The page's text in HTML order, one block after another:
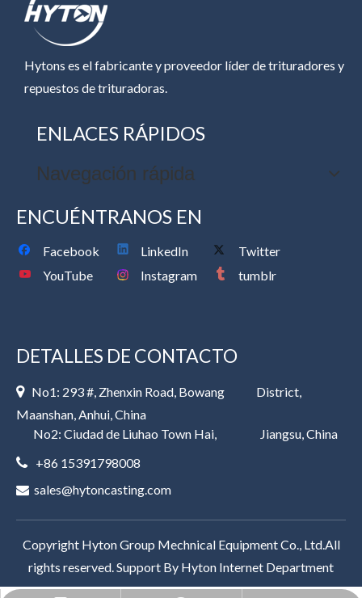
Hytons es el fabricante y proveedor líder de trituradores y
repuestos de trituradoras.
ENLACES RÁPIDOS
Navegación rápida
ENCUÉNTRANOS EN
Facebook LinkedIn
Twitter
YouTube
Instagram tumblr
DETALLES DE CONTACTO
 No1: 293 #, Zhenxin Road, Bowang District,
Maanshan, Anhui, China
No2: Ciudad de Liuhao Town Hai, Jiangsu, China
 +86 15391798008
 sales@hytoncasting.com
Copyright Hyton Group Mechnical Equipment Co., Ltd.All
rights reserved. Support By Hyton Internet Department